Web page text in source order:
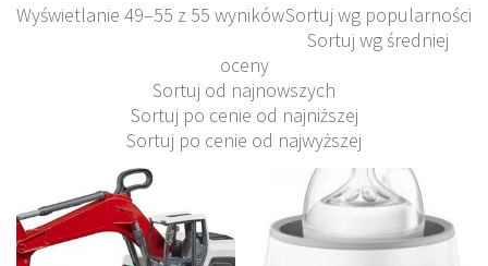
Wyświetlanie 49–55 z 55 wynikówSortuj wg popularności
Sortuj wg średniej
oceny
Sortuj od najnowszych
Sortuj po cenie od najniższej
Sortuj po cenie od najwyższej